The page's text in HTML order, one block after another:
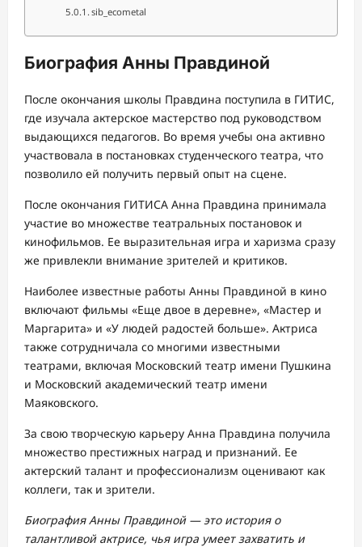
sib_ecometal
Биография Анны Правдиной
После окончания школы Правдина поступила в ГИТИС,
где изучала актерское мастерство под руководством
выдающихся педагогов. Во время учебы она активно
участвовала в постановках студенческого театра, что
позволило ей получить первый опыт на сцене.
После окончания ГИТИСА Анна Правдина принимала
участие во множестве театральных постановок и
кинофильмов. Ее выразительная игра и харизма сразу
же привлекли внимание зрителей и критиков.
Наиболее известные работы Анны Правдиной в кино
включают фильмы «Еще двое в деревне», «Мастер и
Маргарита» и «У людей радостей больше». Актриса
также сотрудничала со многими известными
театрами, включая Московский театр имени Пушкина
и Московский академический театр имени
Маяковского.
За свою творческую карьеру Анна Правдина получила
множество престижных наград и признаний. Ее
актерский талант и профессионализм оценивают как
коллеги, так и зрители.
Биография Анны Правдиной — это история о
талантливой актрисе, чья игра умеет захватить и